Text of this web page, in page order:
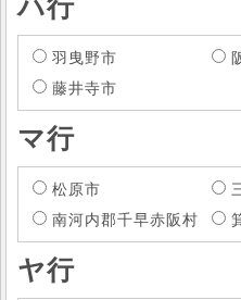
ハ行
羽曳野市
藤井寺市
マ行
松原市
南河内郡千早赤阪村
ヤ行